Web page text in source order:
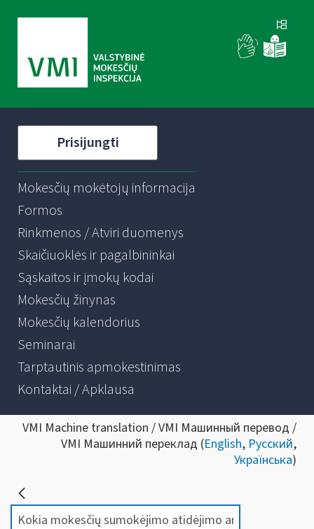
Prisijungti
Mokesčių mokėtojų informacija
Formos
Rinkmenos / Atviri duomenys
Skaičiuoklės ir pagalbininkai
Sąskaitos ir įmokų kodai
Mokesčių žinynas
Mokesčių kalendorius
Seminarai
Tarptautinis apmokestinimas
Kontaktai / Apklausa
VMI Machine translation / VMI Машинный перевод /
VMI Машинний переклад (English, Русский,
Українська)